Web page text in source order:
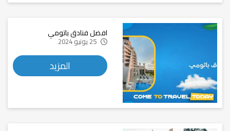
افضل فنادق باتومي
المزيد